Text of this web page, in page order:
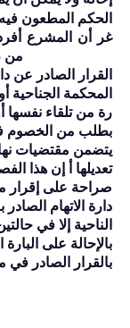
الحكم المطعون
غر أن المشرع
من
القرار الصادر عن
المحكمة الجناحية
رة من تلقاء نفسها
بطلب من الخصوم
يتضمن مقتضيات
تعديلها أ إن هذا
صراحة على إقرار
دارة الاتهام
الناحية إلا في
بالإحالة على
بالقرار الصادر